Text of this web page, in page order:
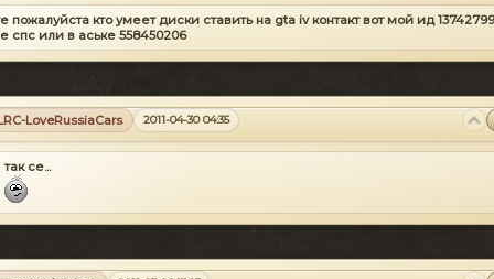
пожалуйста кто умеет диски ставить на gta iv контакт вот мой ид
спс или в аське 558450206
LoveRussiaCars 2011-04-30 04:35
так се...